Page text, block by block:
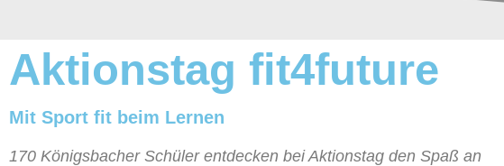
Aktionstag fit4future
Mit Sport fit beim Lernen
170 Königsbacher Schüler entdecken bei Aktionstag den Spaß an